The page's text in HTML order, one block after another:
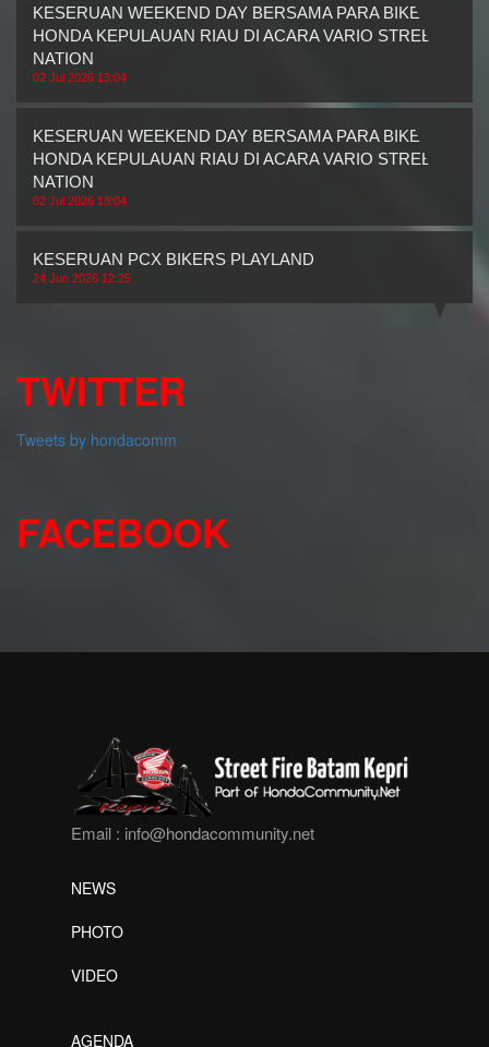
KESERUAN WEEKEND DAY BERSAMA PARA BIKERS
HONDA KEPULAUAN RIAU DI ACARA VARIO STREET
NATION
02 Jul 2026 13:04
KESERUAN WEEKEND DAY BERSAMA PARA BIKERS
HONDA KEPULAUAN RIAU DI ACARA VARIO STREET
NATION
02 Jul 2026 13:04
KESERUAN PCX BIKERS PLAYLAND
24 Jun 2026 12:25
TWITTER
Tweets by hondacomm
FACEBOOK
Email : info@hondacommunity.net
NEWS
PHOTO
VIDEO
AGENDA